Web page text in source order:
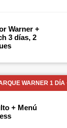
Warner +
3 días, 2
WARNER 1 DÍA
+ Menú